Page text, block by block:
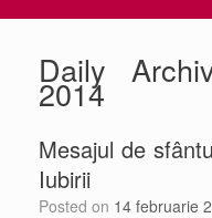
Daily
2014
Mesajul de
Iubirii
Posted on 14 februarie